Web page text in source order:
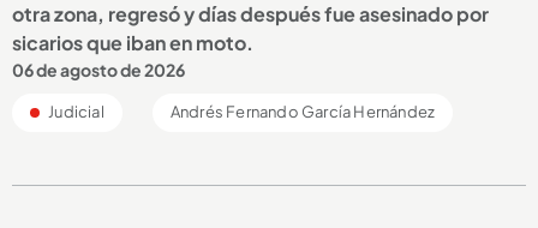
otra zona, regresó y días después fue asesinado por
sicarios que iban en moto.
06 de agosto de 2026
Judicial Andrés Fernando García Hernández